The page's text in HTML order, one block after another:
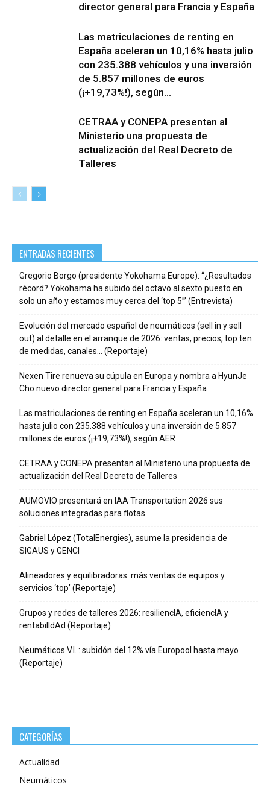
director general para Francia y España
Las matriculaciones de renting en
España aceleran un 10,16% hasta julio
con 235.388 vehículos y una inversión
de 5.857 millones de euros
(¡+19,73%!), según...
CETRAA y CONEPA presentan al
Ministerio una propuesta de
actualización del Real Decreto de
Talleres
ENTRADAS RECIENTES
Gregorio Borgo (presidente Yokohama Europe): “¿Resultados
récord? Yokohama ha subido del octavo al sexto puesto en
solo un año y estamos muy cerca del ‘top 5’” (Entrevista)
Evolución del mercado español de neumáticos (sell in y sell
out) al detalle en el arranque de 2026: ventas, precios, top ten
de medidas, canales… (Reportaje)
Nexen Tire renueva su cúpula en Europa y nombra a HyunJe
Cho nuevo director general para Francia y España
Las matriculaciones de renting en España aceleran un 10,16%
hasta julio con 235.388 vehículos y una inversión de 5.857
millones de euros (¡+19,73%!), según AER
CETRAA y CONEPA presentan al Ministerio una propuesta de
actualización del Real Decreto de Talleres
AUMOVIO presentará en IAA Transportation 2026 sus
soluciones integradas para flotas
Gabriel López (TotalEnergies), asume la presidencia de
SIGAUS y GENCI
Alineadores y equilibradoras: más ventas de equipos y
servicios ‘top’ (Reportaje)
Grupos y redes de talleres 2026: resiliencIA, eficiencIA y
rentabilIdAd (Reportaje)
Neumáticos V.I. : subidón del 12% vía Europool hasta mayo
(Reportaje)
CATEGORÍAS
Actualidad
Neumáticos